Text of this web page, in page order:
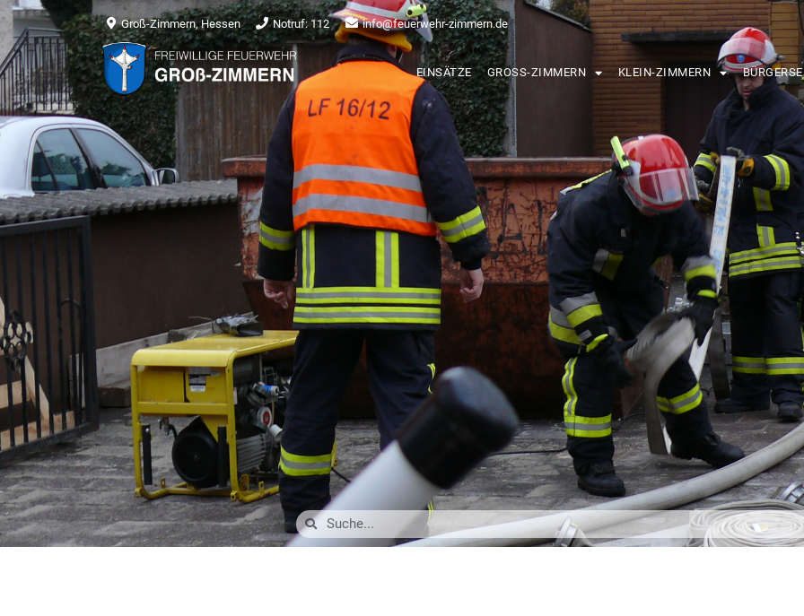
Groß-Zimmern, Hessen Notruf: 112 info@feuerwehr-zimmern.de
EINSÄTZE GROSS-ZIMMERN KLEIN-ZIMMERN